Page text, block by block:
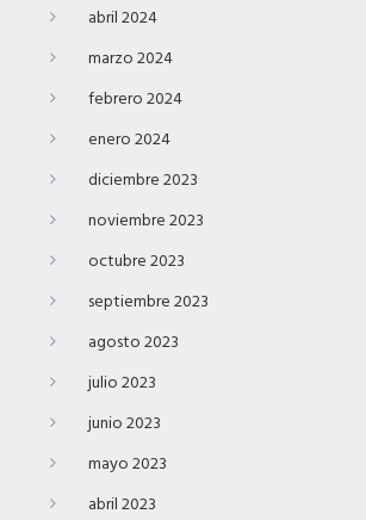
abril 2024
marzo 2024
febrero 2024
enero 2024
diciembre 2023
noviembre 2023
octubre 2023
septiembre 2023
agosto 2023
julio 2023
junio 2023
mayo 2023
abril 2023